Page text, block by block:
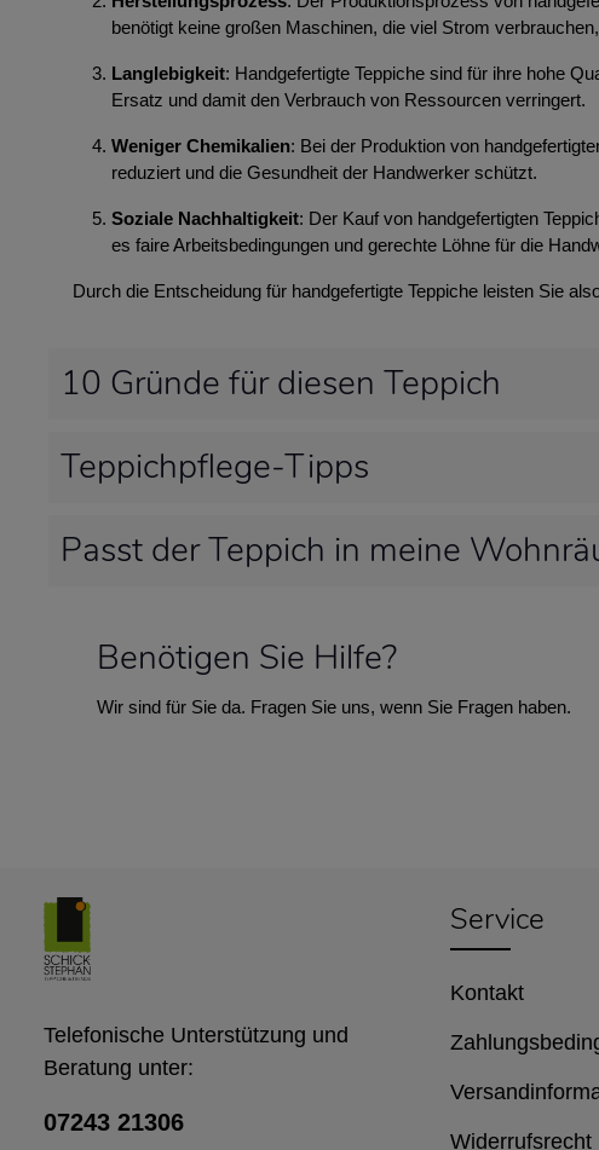
benötigt keine großen Maschinen, die viel Strom
Langlebigkeit: Handgefertigte Teppiche sind für ihre hohe
Ersatz und damit den Verbrauch von Ressourcen verringert.
Weniger Chemikalien: Bei der Produktion von
reduziert und die Gesundheit der Handwerker schützt.
Soziale Nachhaltigkeit: Der Kauf von handgefertigten
es faire Arbeitsbedingungen und gerechte Löhne für die
Durch die Entscheidung für handgefertigte Teppiche leisten Sie
10 Gründe für diesen Teppich
Teppichpflege-Tipps
Passt der Teppich in meine
Benötigen Sie Hilfe?
Wir sind für Sie da. Fragen Sie uns, wenn Sie Fragen haben.
Service
Kontakt
Widerrufsrecht
Telefonische Unterstützung und
Beratung unter:
07243 21306